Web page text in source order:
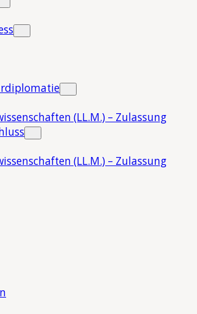
(LL.M.) – Zulassung
(LL.M.) – Zulassung